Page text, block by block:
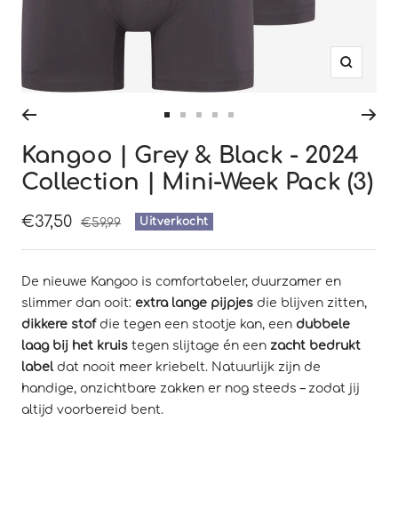
Zoom
slide
1
naar
slide
2
naar
slide
naar
slide
4
naar
slide
5
Kangoo | Grey & Black - 2024
Collection | Mini-Week Pack (3)
Sale
prijs
€37,50
Normale
€59,99 Uitverkocht
De nieuwe Kangoo is comfortabeler, duurzamer en
slimmer dan ooit: extra lange pijpjes die blijven zitten,
dikkere stofdie tegen een stootje kan, een dubbele
laag bij het kruis tegen slijtage én een zacht bedrukt
label dat nooit meer kriebelt. Natuurlijk zijn de
handige, onzichtbare zakken er nog steeds – zodat jij
altijd voorbereid bent.